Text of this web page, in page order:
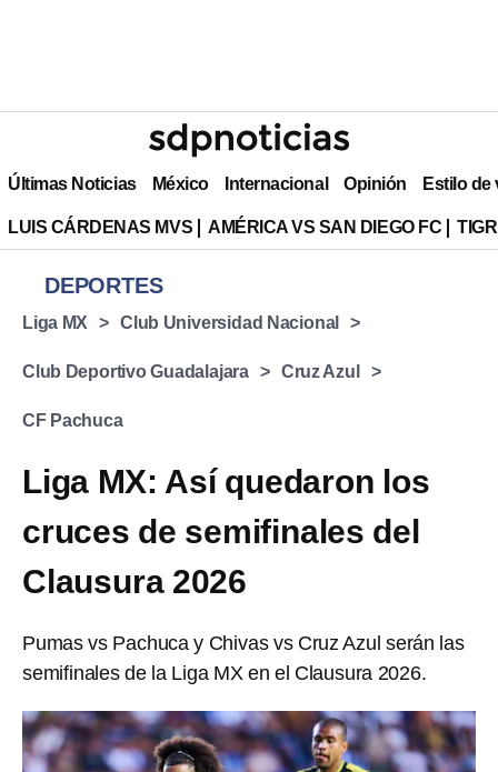
Últimas Noticias México Internacional Opinión Estilo de
LUIS CÁRDENAS MVS AMÉRICA VS SAN DIEGO FC
DEPORTES
Liga MX Club Universidad Nacional
Club Deportivo Guadalajara Cruz Azul
CF Pachuca
Liga MX: Así quedaron los
cruces de semifinales del
Clausura 2026
Pumas vs Pachuca y Chivas vs Cruz Azul serán las
semifinales de la Liga MX en el Clausura 2026.